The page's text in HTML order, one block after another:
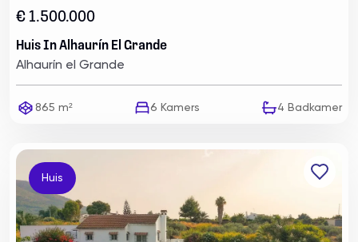
€ 1.500.000
Huis In Alhaurín El Grande
Alhaurín el Grande
865 m² 6 Kamers 4 Badkamer
Huis